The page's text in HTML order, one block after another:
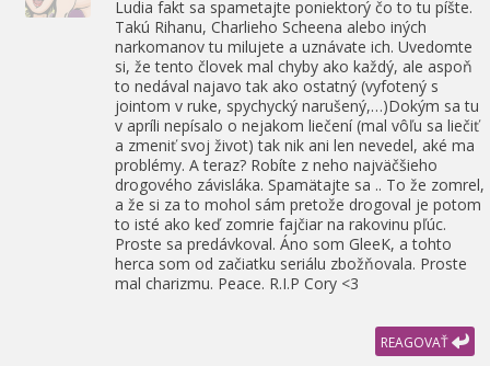
Ludia fakt sa spametajte poniektorý čo to tu píšte.
Takú Rihanu, Charlieho Scheena alebo iných
narkomanov tu milujete a uznávate ich. Uvedomte
si, že tento človek mal chyby ako každý, ale aspoň
to nedával najavo tak ako ostatný (vyfotený s
jointom v ruke, spychycký narušený,…)Dokým sa tu
v apríli nepísalo o nejakom liečení (mal vôľu sa liečiť
a zmeniť svoj život) tak nik ani len nevedel, aké ma
problémy. A teraz? Robíte z neho najväčšieho
drogového závisláka. Spamätajte sa .. To že zomrel,
a že si za to mohol sám pretože drogoval je potom
to isté ako keď zomrie fajčiar na rakovinu pľúc.
Proste sa predávkoval. Áno som GleeK, a tohto
herca som od začiatku seriálu zbožňovala. Proste
mal charizmu. Peace. R.I.P Cory <3
REAGOVAŤ